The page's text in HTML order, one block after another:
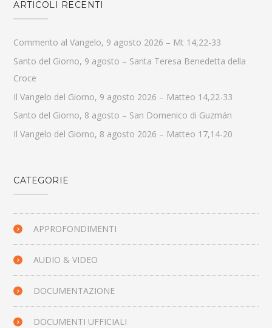
ARTICOLI RECENTI
Commento al Vangelo, 9 agosto 2026 – Mt 14,22-33
Santo del Giorno, 9 agosto – Santa Teresa Benedetta della
Croce
Il Vangelo del Giorno, 9 agosto 2026 – Matteo 14,22-33
Santo del Giorno, 8 agosto – San Domenico di Guzmán
Il Vangelo del Giorno, 8 agosto 2026 – Matteo 17,14-20
CATEGORIE
APPROFONDIMENTI
AUDIO & VIDEO
DOCUMENTAZIONE
DOCUMENTI UFFICIALI